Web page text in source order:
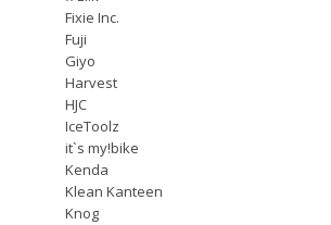
Fixie Inc.
Fuji
Giyo
Harvest
HJC
IceToolz
it`s my!bike
Kenda
Klean Kanteen
Knog